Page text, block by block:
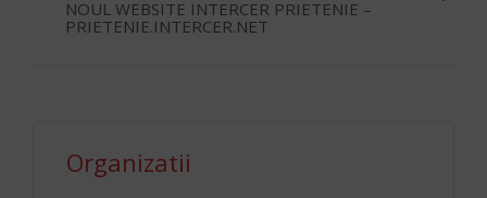
NOUL WEBSITE INTERCER PRIETENIE –
PRIETENIE.INTERCER.NET
Organizatii